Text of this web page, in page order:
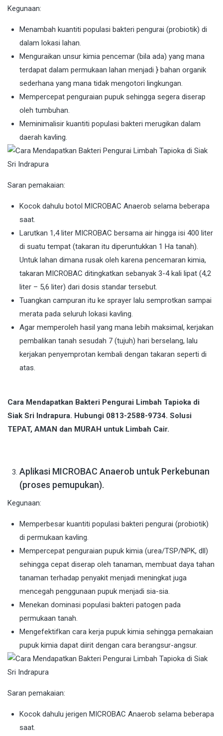
Kegunaan:
Menambah kuantiti populasi bakteri pengurai (probiotik) di
dalam lokasi lahan.
Menguraikan unsur kimia pencemar (bila ada) yang mana
terdapat dalam permukaan lahan menjadi } bahan organik
sederhana yang mana tidak mengotori lingkungan.
Mempercepat penguraian pupuk sehingga segera diserap
oleh tumbuhan.
Meminimalisir kuantiti populasi bakteri merugikan dalam
daerah kavling.
Saran pemakaian:
Kocok dahulu botol MICROBAC Anaerob selama beberapa
saat.
Larutkan 1,4 liter MICROBAC bersama air hingga isi 400 liter
di suatu tempat (takaran itu diperuntukkan 1 Ha tanah).
Untuk lahan dimana rusak oleh karena pencemaran kimia,
takaran MICROBAC ditingkatkan sebanyak 3-4 kali lipat (4,2
liter – 5,6 liter) dari dosis standar tersebut.
Tuangkan campuran itu ke sprayer lalu semprotkan sampai
merata pada seluruh lokasi kavling.
Agar memperoleh hasil yang mana lebih maksimal, kerjakan
pembalikan tanah sesudah 7 (tujuh) hari berselang, lalu
kerjakan penyemprotan kembali dengan takaran seperti di
atas.
Cara Mendapatkan Bakteri Pengurai Limbah Tapioka di
Siak Sri Indrapura. Hubungi 0813-2588-9734. Solusi
TEPAT, AMAN dan MURAH untuk Limbah Cair.
Aplikasi MICROBAC Anaerob untuk Perkebunan
(proses pemupukan).
Kegunaan:
Memperbesar kuantiti populasi bakteri pengurai (probiotik)
di permukaan kavling.
Mempercepat penguraian pupuk kimia (urea/TSP/NPK, dll)
sehingga cepat diserap oleh tanaman, membuat daya tahan
tanaman terhadap penyakit menjadi meningkat juga
mencegah penggunaan pupuk menjadi sia-sia.
Menekan dominasi populasi bakteri patogen pada
permukaan tanah.
Mengefektifkan cara kerja pupuk kimia sehingga pemakaian
pupuk kimia dapat diirit dengan cara berangsur-angsur.
Saran pemakaian:
Kocok dahulu jerigen MICROBAC Anaerob selama beberapa
saat.